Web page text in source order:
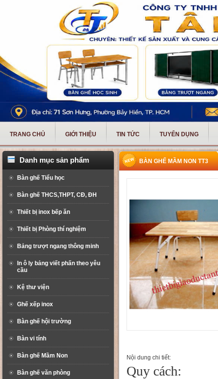
TRANG CHỦ GIỚI THIỆU TIN TỨC TUYỂN DỤNG
Danh mục sản phẩm
Bàn ghế Tiểu học
Bàn ghế THCS,THPT, CĐ, ĐH
Thiết bị inox bếp ăn
Thiết bị Phòng thí nghiệm
Bảng trượt ngang thông minh
In ô ly bảng viết phấn theo yêu
cầu
Kệ thư viện
Ghế xếp inox
Bàn ghế hội trường
Bàn vi tính
Bàn ghế Mầm Non
Bàn ghế văn phòng
BÀN GHẾ MẦM NON TT3
Nội dung chi tiết:
Quy cách: